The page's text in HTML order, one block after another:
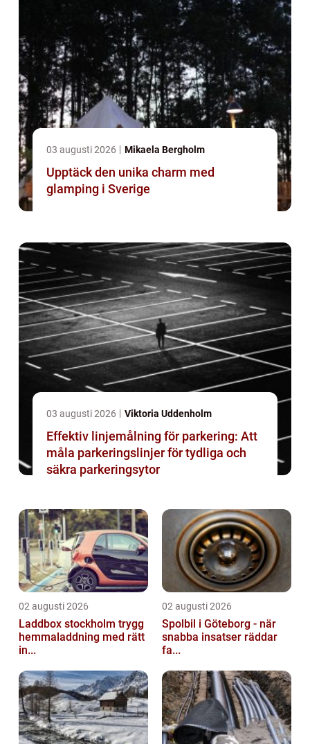
03 augusti 2026 Mikaela Bergholm
Upptäck den unika charm med
glamping i Sverige
03 augusti 2026 Viktoria Uddenholm
Effektiv linjemålning för parkering: Att
måla parkeringslinjer för tydliga och
säkra parkeringsytor
02 augusti 2026
Laddbox stockholm trygg
hemmaladdning med rätt
in...
02 augusti 2026
Spolbil i Göteborg - när
snabba insatser räddar
fa...